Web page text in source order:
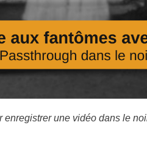
une vidéo dans le